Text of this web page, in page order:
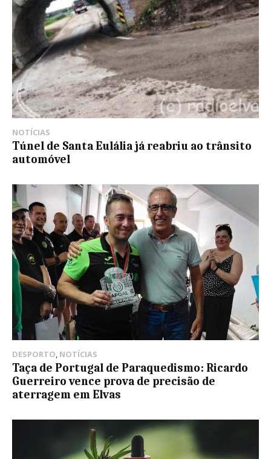
NOTÍCIAS
Túnel de Santa Eulália já reabriu ao trânsito
automóvel
DESPORTO, NOTÍCIAS
Taça de Portugal de Paraquedismo: Ricardo
Guerreiro vence prova de precisão de
aterragem em Elvas